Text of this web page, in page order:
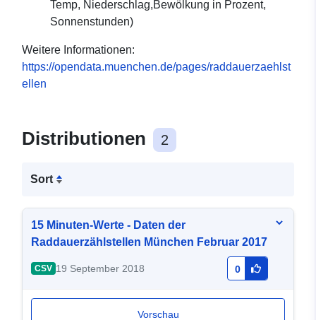
Temp, Niederschlag,Bewölkung in Prozent,
Sonnenstunden)
Weitere Informationen:
https://opendata.muenchen.de/pages/raddauerzaehlst
ellen
Distributionen 2
Sort
15 Minuten-Werte - Daten der
Raddauerzählstellen München Februar 2017
CSV 19 September 2018 0
Vorschau